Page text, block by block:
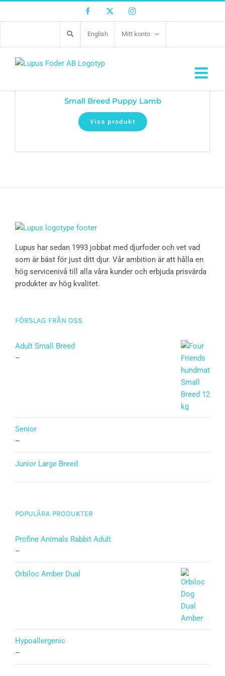
Facebook Twitter Instagram
English Mitt konto
Small Breed Puppy Lamb
Visa produkt
Lupus har sedan 1993 jobbat med djurfoder och vet vad
som är bäst för just ditt djur. Vår ambition är att hålla en
hög servicenivå till alla våra kunder och erbjuda prisvärda
produkter av hög kvalitet.
FÖRSLAG FRÅN OSS
Adult Small Breed
–
Senior
–
Junior Large Breed
POPULÄRA PRODUKTER
Profine Animals Rabbit Adult
–
Orbiloc Amber Dual
Hypoallergenic
–